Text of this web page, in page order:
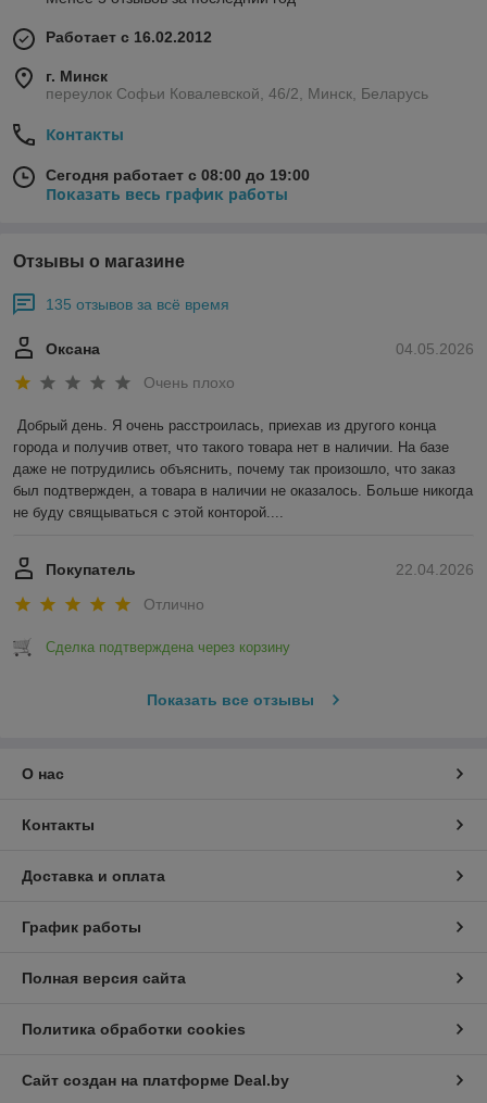
Работает с 16.02.2012
г. Минск
переулок Софьи Ковалевской, 46/2, Минск, Беларусь
Контакты
Сегодня работает с 08:00 до 19:00
Показать весь график работы
Отзывы о магазине
135 отзывов за всё время
04.05.2026
Оксана
Очень плохо
Добрый день. Я очень расстроилась, приехав из другого конца
города и получив ответ, что такого товара нет в наличии. На базе
даже не потрудились объяснить, почему так произошло, что заказ
был подтвержден, а товара в наличии не оказалось. Больше никогда
не буду свящываться с этой конторой....
22.04.2026
Покупатель
Отлично
Сделка подтверждена через корзину
Показать все отзывы
О нас
Контакты
Доставка и оплата
График работы
Полная версия сайта
Политика обработки cookies
Сайт создан на платформе Deal.by